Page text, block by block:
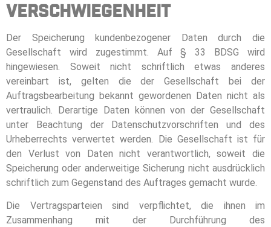
Verschwiegenheit
Der Speicherung kundenbezogener Daten durch die
Gesellschaft wird zugestimmt. Auf § 33 BDSG wird
hingewiesen. Soweit nicht schriftlich etwas anderes
vereinbart ist, gelten die der Gesellschaft bei der
Auftragsbearbeitung bekannt gewordenen Daten nicht als
vertraulich. Derartige Daten können von der Gesellschaft
unter Beachtung der Datenschutzvorschriften und des
Urheberrechts verwertet werden. Die Gesellschaft ist für
den Verlust von Daten nicht verantwortlich, soweit die
Speicherung oder anderweitige Sicherung nicht ausdrücklich
schriftlich zum Gegenstand des Auftrages gemacht wurde.
Die Vertragsparteien sind verpflichtet, die ihnen im
Zusammenhang mit der Durchführung des